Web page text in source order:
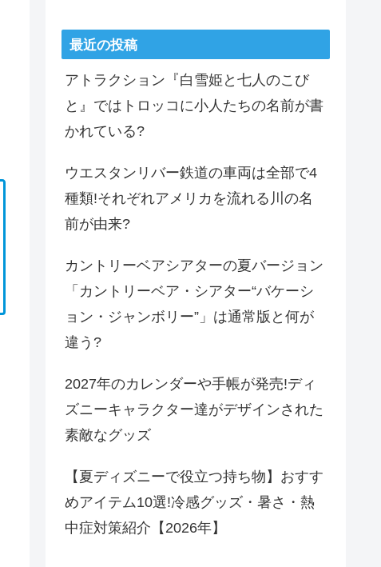
最近の投稿
アトラクション『白雪姫と七人のこび
と』ではトロッコに小人たちの名前が書
かれている?
ウエスタンリバー鉄道の車両は全部で4
種類!それぞれアメリカを流れる川の名
前が由来?
カントリーベアシアターの夏バージョン
「カントリーベア・シアター“バケーシ
ョン・ジャンボリー”」は通常版と何が
違う?
2027年のカレンダーや手帳が発売!ディ
ズニーキャラクター達がデザインされた
素敵なグッズ
【夏ディズニーで役立つ持ち物】おすす
めアイテム10選!冷感グッズ・暑さ・熱
中症対策紹介【2026年】